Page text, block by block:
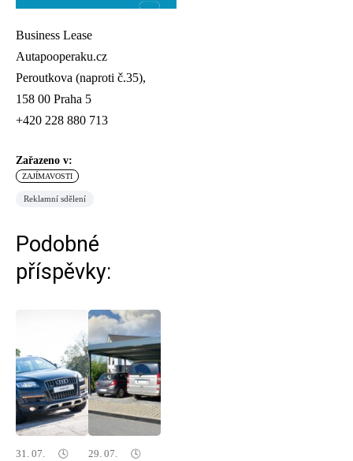
Business Lease
Autapooperaku.cz
Peroutkova (naproti č.35),
158 00 Praha 5
+420 228 880 713
Zařazeno v:
ZAJÍMAVOSTI
Reklamní sdělení
Podobné
příspěvky:
31. 07.
🕓
29. 07.
🕓